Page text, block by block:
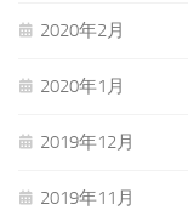
2020年2月
2020年1月
2019年12月
2019年11月